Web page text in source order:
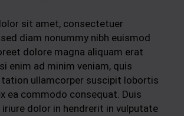
sit amet, consectetuer
diam nonummy nibh euismod
dolore magna aliquam erat
enim ad minim veniam, quis
ullamcorper suscipit lobortis
ea commodo consequat. Duis
iriure dolor in hendrerit in vulputate